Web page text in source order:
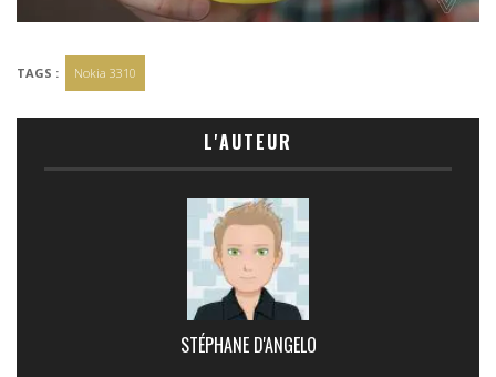
TAGS : Nokia 3310
L'AUTEUR
STÉPHANE D'ANGELO